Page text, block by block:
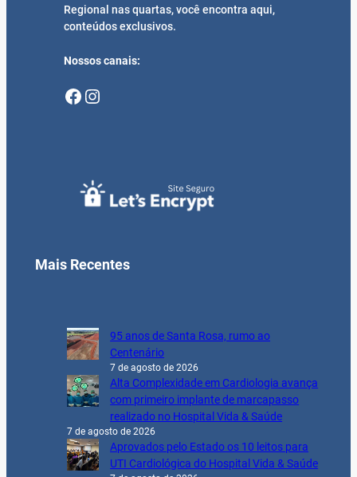
Regional nas quartas, você encontra aqui,
conteúdos exclusivos.
Nossos canais:
Facebook Instagram
Mais Recentes
95 anos de Santa Rosa, rumo ao
Centenário
7 de agosto de 2026
Alta Complexidade em Cardiologia avança
com primeiro implante de marcapasso
realizado no Hospital Vida & Saúde
7 de agosto de 2026
Aprovados pelo Estado os 10 leitos para
UTI Cardiológica do Hospital Vida & Saúde